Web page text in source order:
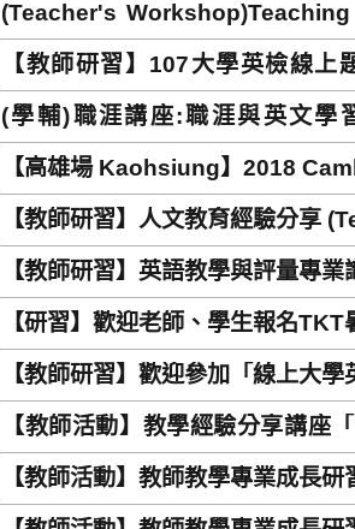
(Teacher's
and beyond the Classroom
【教師研習】107大學英檢線
CSEPT online test
(學輔)職涯講座:職涯與英文學
survive) in language learning?
【高雄場 Kaohsiung】2018
【教師研習】人文教育經驗分享
【教師研習】英語教學與評量專
【研習】歡迎老師、學生報名
【教師研習】歡迎參加「線上大學
【教師活動】教學經驗分享講
Experiences Sharing – On the
【教師活動】教師教學專業成長